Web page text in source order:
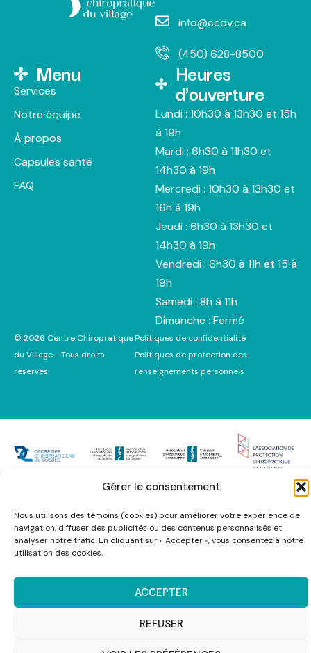
Gérer le consentement
Nous utilisons des témoins (cookies) pour améliorer votre expérience de
navigation, diffuser des publicités ou des contenus personnalisés et
analyser notre trafic. En cliquant sur « Accepter », vous consentez à notre
utilisation des cookies.
ACCEPTER
REFUSER
info@ccdv.ca
(450) 628-8500
Menu
Services
Notre équipe
À propos
Capsules santé
FAQ
Heures
d'ouverture
Lundi : 10h30 à 13h30 et 15h
à 19h
Mardi : 6h30 à 11h30 et
14h30 à 19h
Mercredi : 10h30 à 13h30 et
16h à 19h
Jeudi : 6h30 à 13h30 et
14h30 à 19h
Vendredi : 6h30 à 11h et 15 à
19h
Samedi : 8h à 11h
Dimanche : Fermé
© 2026 Centre Chiropratique
du Village - Tous droits
réservés
Politiques de confidentialité
Politiques de protection des
renseignements personnels